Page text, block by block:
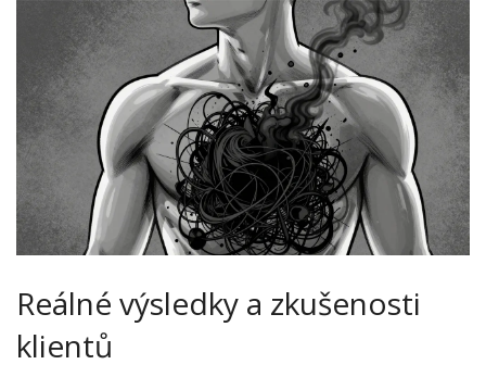
Reálné výsledky a zkušenosti
klientů